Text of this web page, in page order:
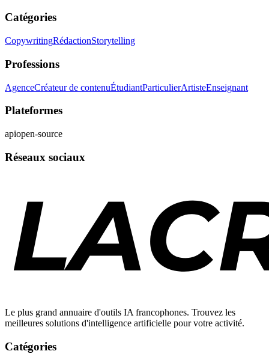
Catégories
CopywritingRédactionStorytelling
Professions
AgenceCréateur de contenuÉtudiantParticulierArtisteEnseignant
Plateformes
apiopen-source
Réseaux sociaux
Le plus grand annuaire d'outils IA francophones. Trouvez les
meilleures solutions d'intelligence artificielle pour votre activité.
Catégories